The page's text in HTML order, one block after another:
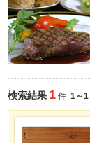
検索結果 1 件 1～1